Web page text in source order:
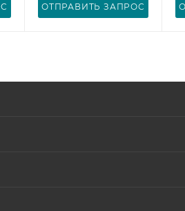
ОТПРАВИТЬ ЗАПРОС